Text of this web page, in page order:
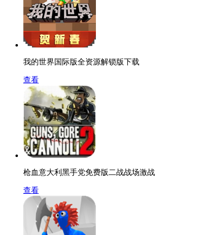
我的世界国际版全资源解锁版下载
查看
枪血意大利黑手党免费版二战战场激战
查看